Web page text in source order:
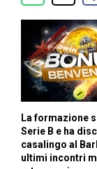
La formazione
Serie B e ha
casalingo al
ultimi incontri